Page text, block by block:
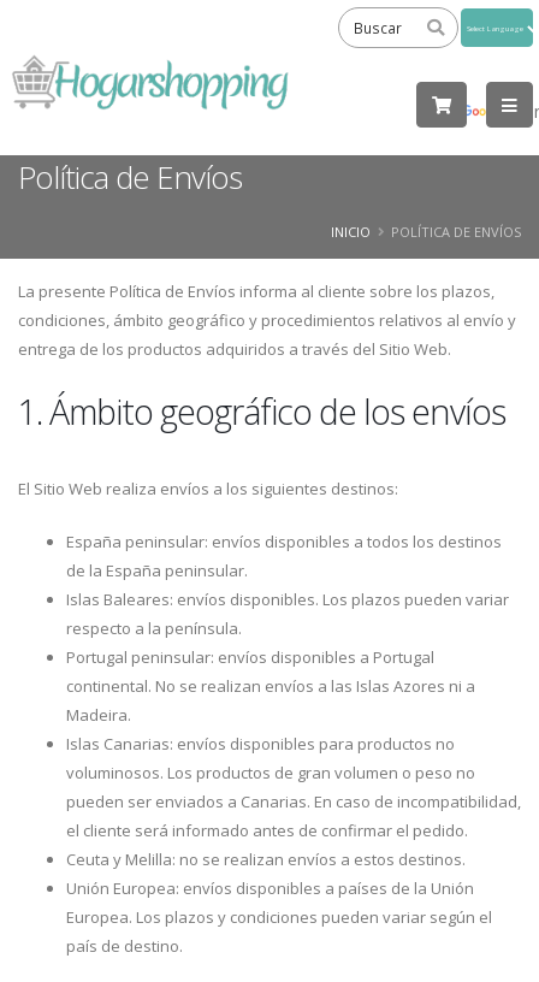
by
Política de Envíos
INICIO POLÍTICA DE ENVÍOS
La presente Política de Envíos informa al cliente sobre los plazos,
condiciones, ámbito geográfico y procedimientos relativos al envío y
entrega de los productos adquiridos a través del Sitio Web.
1. Ámbito geográfico de los envíos
El Sitio Web realiza envíos a los siguientes destinos:
España peninsular: envíos disponibles a todos los destinos
de la España peninsular.
Islas Baleares: envíos disponibles. Los plazos pueden variar
respecto a la península.
Portugal peninsular: envíos disponibles a Portugal
continental. No se realizan envíos a las Islas Azores ni a
Madeira.
Islas Canarias: envíos disponibles para productos no
voluminosos. Los productos de gran volumen o peso no
pueden ser enviados a Canarias. En caso de incompatibilidad,
el cliente será informado antes de confirmar el pedido.
Ceuta y Melilla: no se realizan envíos a estos destinos.
Unión Europea: envíos disponibles a países de la Unión
Europea. Los plazos y condiciones pueden variar según el
país de destino.